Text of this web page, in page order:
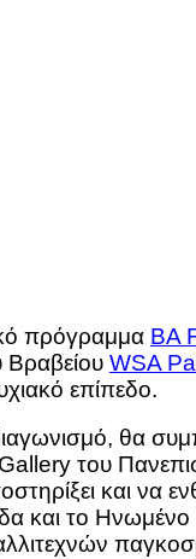
πρόγραμμα BA
Βραβείου WSA
επίπεδο.
θα
του
και να
και το